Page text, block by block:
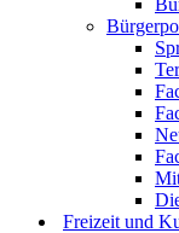
Freizeit und